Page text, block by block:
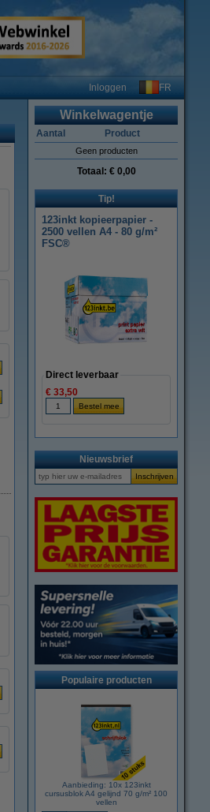
Inloggen FR
Winkelwagentje
Aantal Product
Geen producten
Totaal: € 0,00
Tip!
123inkt kopieerpapier -
2500 vellen A4 - 80 g/m²
FSC®
Direct leverbaar
€ 33,50
Nieuwsbrief
Populaire producten
Aanbieding: 10x 123inkt
cursusblok A4 gelijnd 70 g/m² 100
vellen